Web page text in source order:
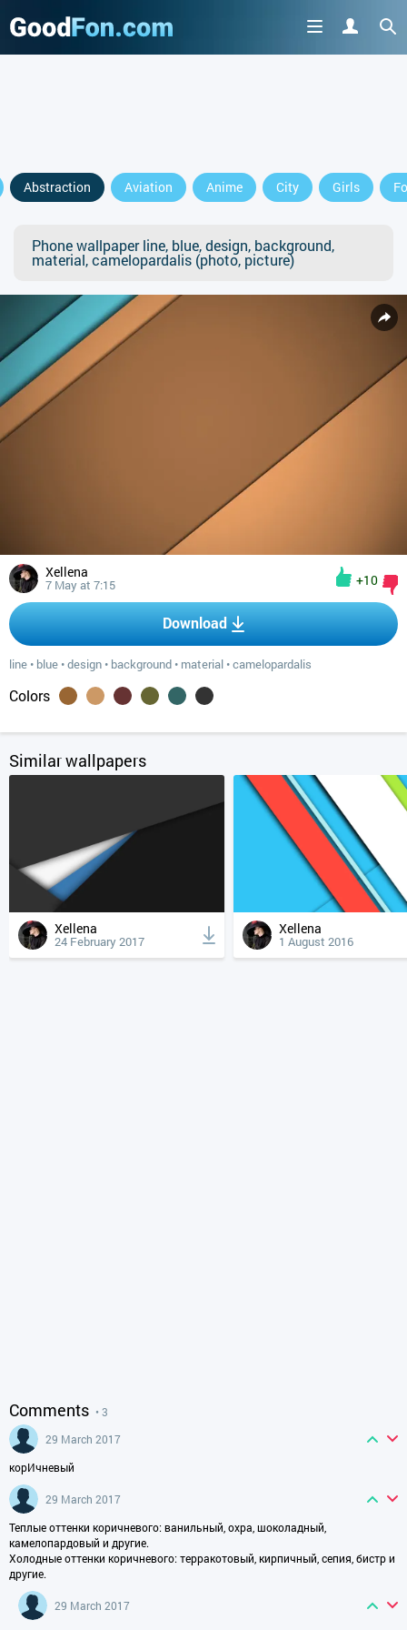
Abstraction Aviation Anime City Girls
Phone wallpaper line, blue, design, background,
material, camelopardalis (photo, picture)
Xellena
7 May at 7:15 +10
Download
line • blue •design • background • material •camelopardalis
Colors
Similar wallpapers
Xellena
24 February 2017
Xellena
1 August 2016
Comments • 3
29 March 2017
корИчневый
29 March 2017
Теплые оттенки коричневого: ванильный, охра, шоколадный,
камелопардовый и другие.
Холодные оттенки коричневого: терракотовый, кирпичный, сепия, бистр и
другие.
29 March 2017